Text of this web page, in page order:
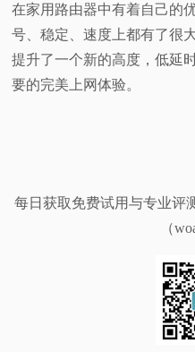
在家用路由器中有着自己的
号、稳定、速度上都有了很
提升了一个新的高度，低延
要的完美上网体验。
每日获取免费试用与专业评
（